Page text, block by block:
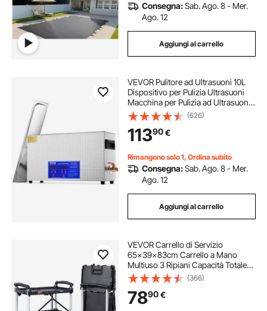
Consegna:Sab. Ago. 8 - Mer.
Ago. 12
Aggiungi al carrello
VEVOR Pulitore ad Ultrasuoni 10L
Dispositivo per Pulizia Ultrasuoni
Macchina per Pulizia ad Ultrasuoni
da 300W con Timer Riscaldatore,
Pulitore Digitale da 40 kHz con
Cestello per Parti Gioielli
(626)
11390€
Rimangono solo 1, Ordina subito
Consegna:Sab. Ago. 8 - Mer.
Ago. 12
Aggiungi al carrello
VEVOR Carrello di Servizio
65x39x83cm Carrello a Mano
Multiuso 3 Ripiani Capacità Totale
74,8kg, Carrello a Portata con Ruote
Girevoli 360° 2 Ruote con Freni,
Carrello Portaoggetti da Garage
Giardino
(366)
7890€